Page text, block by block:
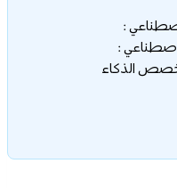
:
:
الذكاء